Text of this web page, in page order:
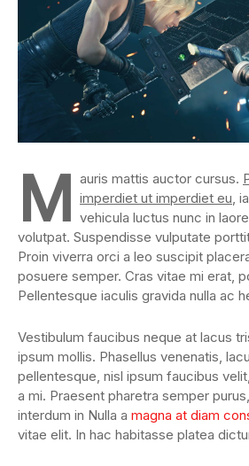
M auris mattis auctor cursus.
imperdiet ut imperdiet eu ,
vehicula luctus nunc in
volutpat. Suspendisse vulputate
Proin viverra orci a leo suscipit
posuere semper. Cras vitae mi erat,
Pellentesque iaculis gravida nulla ac
Vestibulum faucibus neque at lacus
ipsum mollis. Phasellus venenatis,
pellentesque, nisl ipsum faucibus
a mi. Praesent pharetra semper
interdum in Nulla a magna at diam
vitae elit. In hac habitasse platea